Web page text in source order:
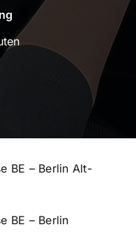
BE – Berlin Alt-
BE – Berlin